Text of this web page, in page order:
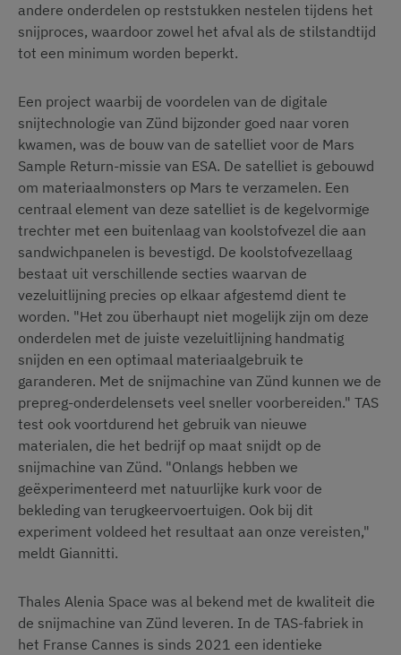
andere onderdelen op reststukken nestelen tijdens het
snijproces, waardoor zowel het afval als de stilstandtijd
tot een minimum worden beperkt.
Een project waarbij de voordelen van de digitale
snijtechnologie van Zünd bijzonder goed naar voren
kwamen, was de bouw van de satelliet voor de Mars
Sample Return-missie van ESA. De satelliet is gebouwd
om materiaalmonsters op Mars te verzamelen. Een
centraal element van deze satelliet is de kegelvormige
trechter met een buitenlaag van koolstofvezel die aan
sandwichpanelen is bevestigd. De koolstofvezellaag
bestaat uit verschillende secties waarvan de
vezeluitlijning precies op elkaar afgestemd dient te
worden. "Het zou überhaupt niet mogelijk zijn om deze
onderdelen met de juiste vezeluitlijning handmatig
snijden en een optimaal materiaalgebruik te
garanderen. Met de snijmachine van Zünd kunnen we de
prepreg-onderdelensets veel sneller voorbereiden." TAS
test ook voortdurend het gebruik van nieuwe
materialen, die het bedrijf op maat snijdt op de
snijmachine van Zünd. "Onlangs hebben we
geëxperimenteerd met natuurlijke kurk voor de
bekleding van terugkeervoertuigen. Ook bij dit
experiment voldeed het resultaat aan onze vereisten,"
meldt Giannitti.
Thales Alenia Space was al bekend met de kwaliteit die
de snijmachine van Zünd leveren. In de TAS-fabriek in
het Franse Cannes is sinds 2021 een identieke